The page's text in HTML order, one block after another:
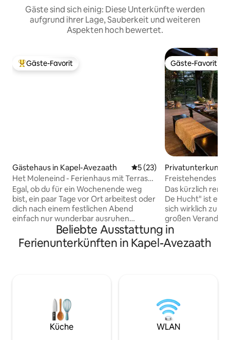
Gäste sind sich einig: Diese Unterkünfte werden
aufgrund ihrer Lage, Sauberkeit und weiteren
Aspekten hoch bewertet.
Beliebter Gäste-Favorit.
Gäste-Favorit
Gästehaus in Kapel-Avezaath Durchschnittliche
5 (23)
Het Moleneind - Ferienhaus mit Terrasse
& Garten
Egal, ob du für ein Wochenende weg
bist, ein paar Tage vor Ort arbeitest oder
dich nach einem festlichen Abend
einfach nur wunderbar ausruhen
möchtest – du bist hier genau richtig.
Unser Ferienhaus ist nagelneu,
sorgfältig eingerichtet und mit allem
Garten und eine Terrasse ✔ Ein
Supermarkt in der Nachbarschaft und
gemütliche Restaurants, die zu Fuß
erreichbar sind Erlebe die Ruhe der
Gäste-Favorit
Gäste-Favorit
Privatunterkunft
Freistehendes
Wellnessbereich
Das kürzlich
De Hucht" ist ein
sich wirklich zu
großen Veranda
Blick auf den
gibt es auch
Wellnessbereich.
Luxus
und Essbereich
ausgestattete
3 gemütliche
Beliebte Ausstattung in
Ferienunterkünften in Kapel-Avezaath
Küche WLAN